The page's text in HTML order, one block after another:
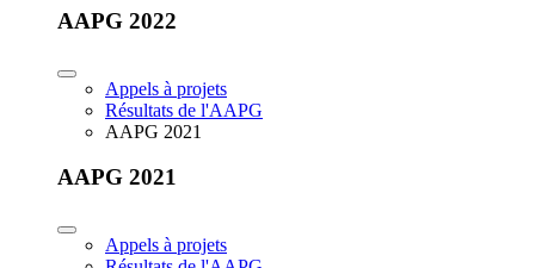
AAPG 2022
Appels à projets
Résultats de l'AAPG
AAPG 2021
AAPG 2021
Appels à projets